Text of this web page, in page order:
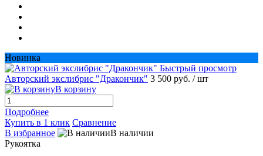
Новинка
Быстрый просмотр
Авторский экслибрис "Дракончик" 3 500 руб. / шт
В корзину
Подробнее
Купить в 1 клик Сравнение
В избранное
В наличии
Рукоятка